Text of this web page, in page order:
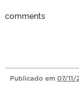
comments
Publicado em 07/11/